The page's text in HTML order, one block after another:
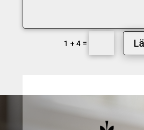
1 + 4 =